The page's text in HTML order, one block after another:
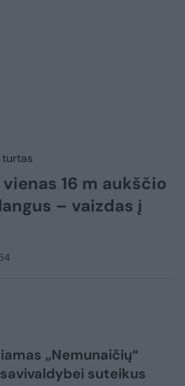
turtas
16 m aukščio
– vaizdas į
„Nemunaičių“
suteikus